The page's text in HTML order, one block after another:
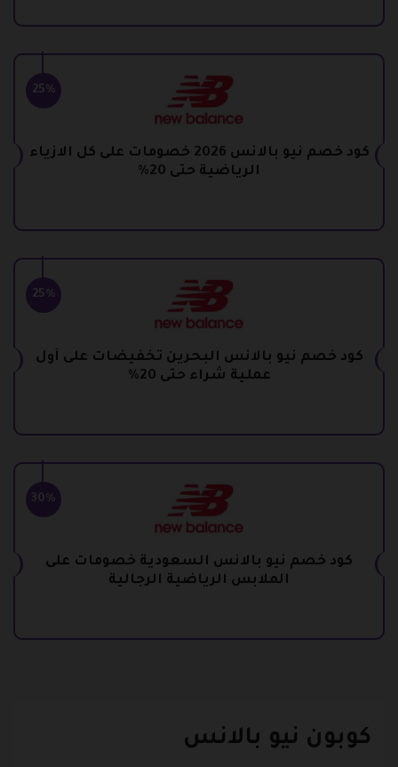
25%
كود خصم نيو بالانس 2026 خصومات على كل الازياء
الرياضية حتى 20%
25%
كود خصم نيو بالانس البحرين تخفيضات على أول
عملية شراء حتى 20%
30%
كود خصم نيو بالانس السعودية خصومات على
الملابس الرياضية الرجالية
كوبون نيو بالانس